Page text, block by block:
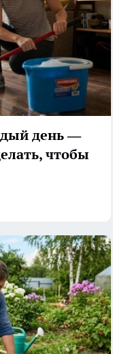
день —
чтобы